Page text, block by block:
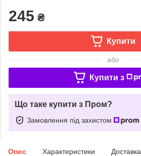
245 ₴
Купити
або
Купити з
Що таке купити з Пром?
Замовлення під захистом
Опис Характеристики Доставка